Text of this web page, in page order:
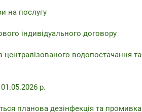
на послугу
індивідуального договору
водопостачання та
р.
планова дезінфекція та промивка